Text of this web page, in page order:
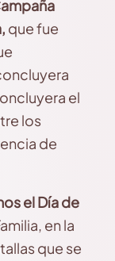
que fue
el
los
de
el Día de
en la
que se